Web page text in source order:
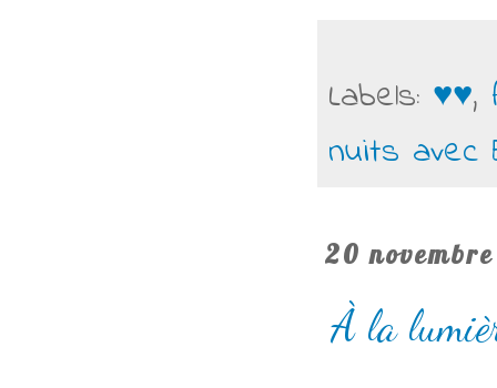
Labels: ♥♥,
nuits avec
20
À la